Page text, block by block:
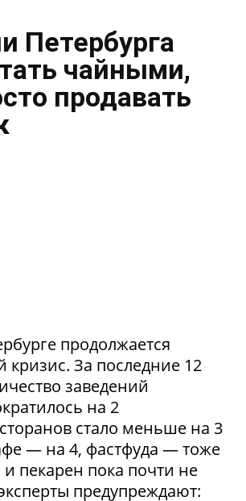
Петербурга
чайными,
продавать
продолжается
кризис. За последние 12
заведений
на 2
стало меньше на 3
— на 4, фастфуда — тоже
пекарен пока почти не
предупреждают: